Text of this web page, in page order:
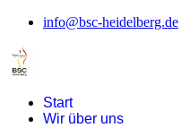
info@bsc-heidelberg.de
Start
Wir über uns